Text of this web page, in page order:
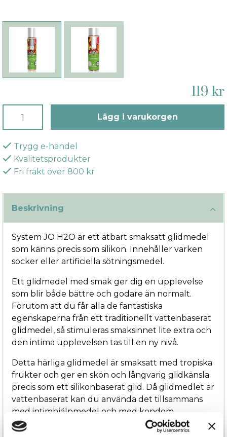
119 kr
Lägg i varukorgen
Trygg e-handel
Kvalitetsprodukter
Fri frakt över 800 kr
Beskrivning
System JO H2O är ett ätbart smaksatt glidmedel
som känns precis som silikon. Innehåller varken
socker eller artificiella sötningsmedel.
Ett glidmedel med smak ger dig en upplevelse
som blir både bättre och godare än normalt.
Förutom att du får alla de fantastiska
egenskaperna från ett traditionellt vattenbaserat
glidmedel, så stimuleras smaksinnet lite extra och
den intima upplevelsen tas till en ny nivå.
Detta härliga glidmedel är smaksatt med tropiska
frukter och ger en skön och långvarig glidkänsla
precis som ett silikonbaserat glid. Då glidmedlet är
vattenbaserat kan du använda det tillsammans
med intimhjälpmedel och med kondom.
Finns i två storlekar: 30 ml och 120 ml.